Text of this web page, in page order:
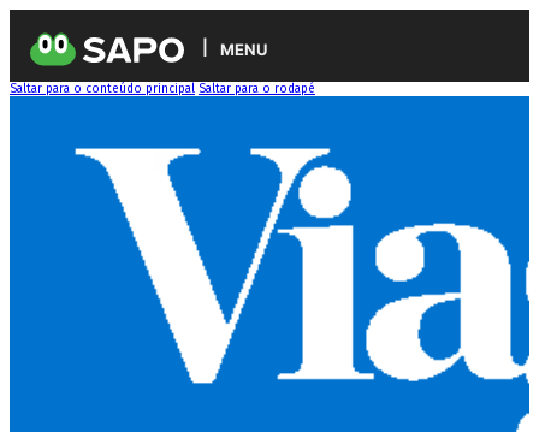
MENU
Saltar para o conteúdo principal Saltar para o rodapé